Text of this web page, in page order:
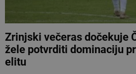
Zrinjski večeras dočekuje
žele potvrditi dominaciju
elitu